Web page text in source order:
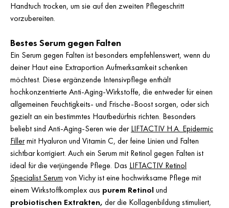
Handtuch trocken, um sie auf den zweiten Pflegeschritt
vorzubereiten.
Bestes Serum gegen Falten
Ein Serum gegen Falten ist besonders empfehlenswert, wenn du
deiner Haut eine Extraportion Aufmerksamkeit schenken
möchtest. Diese ergänzende Intensivpflege enthält
hochkonzentrierte Anti-Aging-Wirkstoffe, die entweder für einen
allgemeinen Feuchtigkeits- und Frische-Boost sorgen, oder sich
gezielt an ein bestimmtes Hautbedürfnis richten. Besonders
beliebt sind Anti-Aging-Seren wie derLIFTACTIV H.A. Epidermic
Fillermit Hyaluron und Vitamin C, der feine Linien und Falten
sichtbar korrigiert. Auch ein Serum mit Retinol gegen Falten ist
ideal für die verjüngende Pflege. Das LIFTACTIV Retinol
Specialist Serum von Vichy ist eine hochwirksame Pflege mit
einem Wirkstoffkomplex aus purem Retinol und
probiotischen Extrakten, der die Kollagenbildung stimuliert,